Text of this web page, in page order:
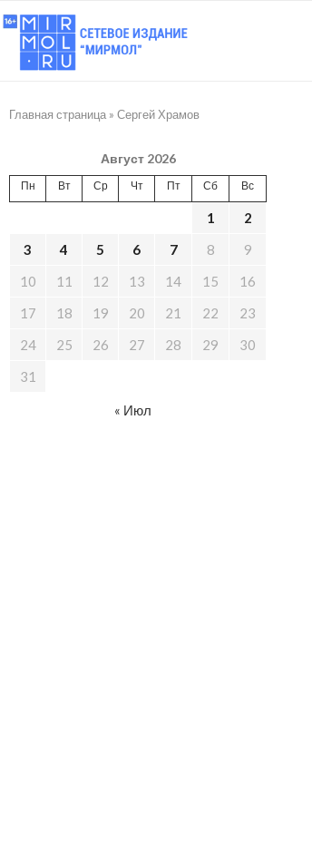
Главная страница » Сергей Храмов
Август 2026
Пн Вт Ср Чт Пт Сб Вс
1
2
3
4 5 6 7 8
9
10
11 12 13 14 15
16
17
18 19 20 21 22
23
24
25 26 27 28 29
30
31
« Июл